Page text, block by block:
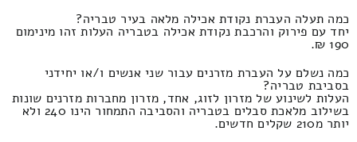
כמה תעלה העברת נקודת אכילה מלאה בעיר טבריה?
יחד עם פירוק והרכבת נקודת אכילה בטבריה העלות זהו מינימום
190 ₪.
כמה נשלם על העברת מזרנים עבור שני אנשים ו/או יחידני
בסביבת טבריה?
העלות לשינוע של מזרון לזוג, אחד, מזרון מחברות מזרנים שונות
בשילוב מלאכת סבלים בטבריה והסביבה התמחור הינו 240 ולא
יותר מ210 שקלים חדשים.